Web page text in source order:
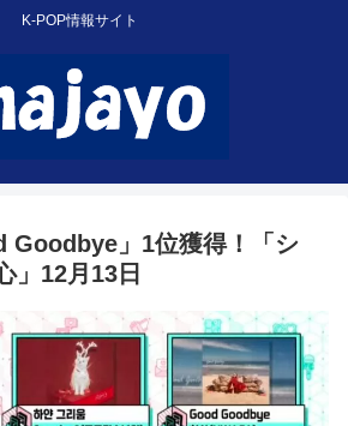
K-POP情報サイト
Goodbye」1位獲得！「シ
」12月13日